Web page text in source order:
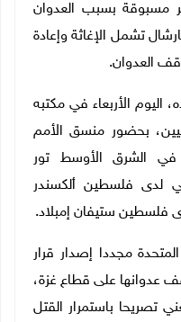
مسبوقة بسبب العدوان
تشمل الإغاثة وإعادة
العدوان.
اليوم الأربعاء في مكتبه
بحضور منسق الأمم
في الشرق الأوسط تور
لدى فلسطين ألكسندر
فلسطين ستيفان إمبلاد.
مجددا إصدار قرار
عدوانها على قطاع غزة،
تصريحا باستمرار القتل